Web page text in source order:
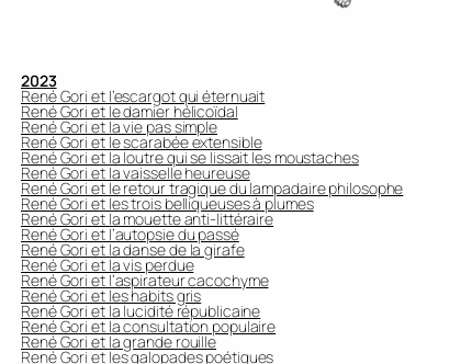
2023
René Gori et l’escargot qui éternuait
René Gori et le damier hélicoïdal
René Gori et la vie pas simple
René Gori et le scarabée extensible
René Gori et la loutre qui se lissait les moustaches
René Gori et la vaisselle heureuse
René Gori et le retour tragique du lampadaire philosophe
René Gori et les trois belliqueuses à plumes
René Gori et la mouette anti-littéraire
René Gori et l’autopsie du passé
René Gori et la danse de la girafe
René Gori et la vis perdue
René Gori et l’aspirateur cacochyme
René Gori et les habits gris
René Gori et la lucidité républicaine
René Gori et la consultation populaire
René Gori et la grande rouille
René Gori et les galopades poétiques